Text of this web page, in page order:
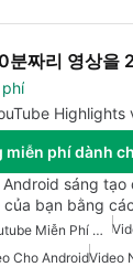
짜리 영상을
phí
miễn phí dành
sáng
của bạn bằng
Tiện Ích Mở Rộng Youtube Miễn Phí Cho Android
Cho AndroidVideo